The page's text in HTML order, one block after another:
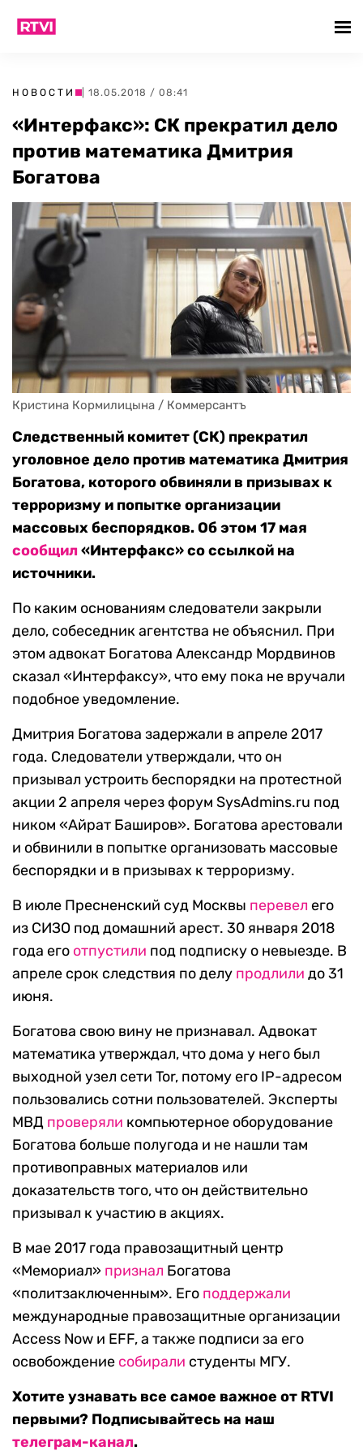
НОВОСТИ | 18.05.2018 / 08:41
«Интерфакс»: СК прекратил дело
против математика Дмитрия
Богатова
Кристина Кормилицына / Коммерсантъ
Следственный комитет (СК) прекратил
уголовное дело против математика Дмитрия
Богатова, которого обвиняли в призывах к
терроризму и попытке организации
массовых беспорядков. Об этом 17 мая
сообщил«Интерфакс» со ссылкой на
источники.
По каким основаниям следователи закрыли
дело, собеседник агентства не объяснил. При
этом адвокат Богатова Александр Мордвинов
сказал «Интерфаксу», что ему пока не вручали
подобное уведомление.
Дмитрия Богатова задержали в апреле 2017
года. Следователи утверждали, что он
призывал устроить беспорядки на протестной
акции 2 апреля через форум SysAdmins.ru под
ником «Айрат Баширов». Богатова арестовали
и обвинили в попытке организовать массовые
беспорядки и в призывах к терроризму.
В июле Пресненский суд Москвы перевел его
из СИЗО под домашний арест. 30 января 2018
года его отпустили под подписку о невыезде. В
апреле срок следствия по делу продлили до 31
июня.
Богатова свою вину не признавал. Адвокат
математика утверждал, что дома у него был
выходной узел сети Tor, потому его IP-адресом
пользовались сотни пользователей. Эксперты
МВД проверяли компьютерное оборудование
Богатова больше полугода и не нашли там
противоправных материалов или
доказательств того, что он действительно
призывал к участию в акциях.
В мае 2017 года правозащитный центр
«Мемориал» признал Богатова
«политзаключенным». Его поддержали
международные правозащитные организации
Access Now и EFF, а также подписи за его
освобождение собирали студенты МГУ.
Хотите узнавать все самое важное от RTVI
первыми? Подписывайтесь на наш
телеграм-канал.